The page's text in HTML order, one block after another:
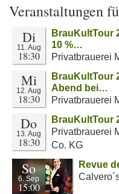
Veranstaltungen
Di
11. Aug
18:30
BrauKultTour
10 %…
Privatbrauerei
Mi
12. Aug
18:30
BrauKultTour
Abend bei…
Privatbrauerei
Do
13. Aug
18:30
BrauKultTour
Privatbrauerei
Co. KG
So
6. Sep
15:00
Revue